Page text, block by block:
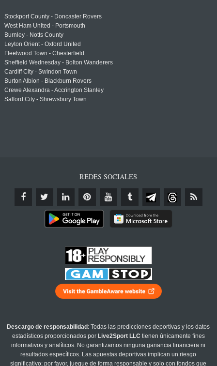
Stockport County - Doncaster Rovers
West Ham United - Portsmouth
Burnley - Notts County
Leyton Orient - Oxford United
Fleetwood Town - Chesterfield
Sheffield Wednesday - Bolton Wanderers
Cardiff City - Swindon Town
Burton Albion - Blackburn Rovers
Crewe Alexandra - Accrington Stanley
Salford City - Shrewsbury Town
REDES SOCIALES
Descargo de responsabilidad : Todas las predicciones deportivas y los datos
estadísticos proporcionados por Live2Sport LLC tienen únicamente fines
informativos y analíticos. No garantizamos ninguna ganancia financiera ni
resultados específicos. Las apuestas deportivas implican un riesgo
significativo; por favor, juegue de forma responsable y solo con fondos que